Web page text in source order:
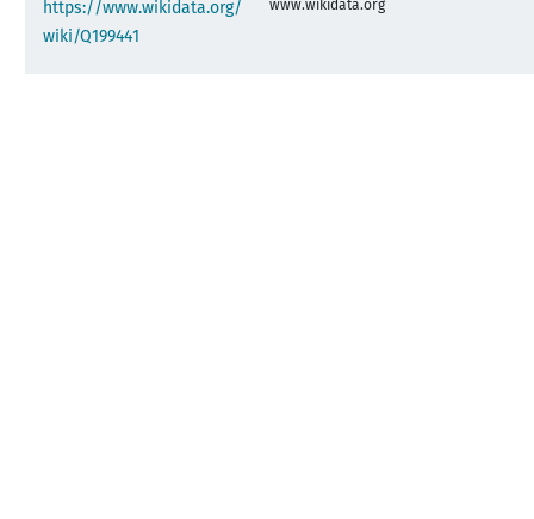
https://www.wikidata.org/
wiki/Q199441
www.wikidata.org